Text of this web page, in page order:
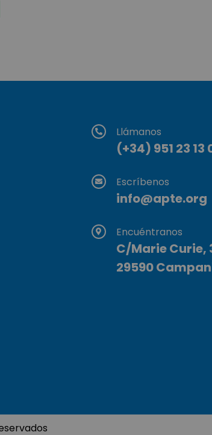
Llámanos
(+34) 951 23 13
Escríbenos
info@apte.org
Encuéntranos
C/Marie Curie,
29590